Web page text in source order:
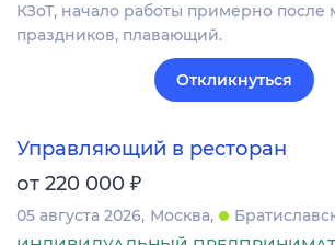
КЗоТ, начало работы примерно после
праздников, плавающий.
Откликнуться
Управляющий в ресторан
от 220 000 ₽
05 августа 2026 Москва